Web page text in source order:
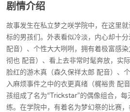
剧情介绍
故事发生在私立梦之咲学院中，在这里
标的男孩们。外表看似冷淡，内心却十
配音）、个性大大咧咧，拥有着极富感
彻也 配音）、看上去非常时髦奔放，实
脸红的游木真（森久保祥太郎 配音）、
入麻烦事件之中的衣更真绪（梶裕贵 配
孩组成了名为“Trickstar”的偶像组合，每
练。在学院中，有着名为梦幻祭的比赛